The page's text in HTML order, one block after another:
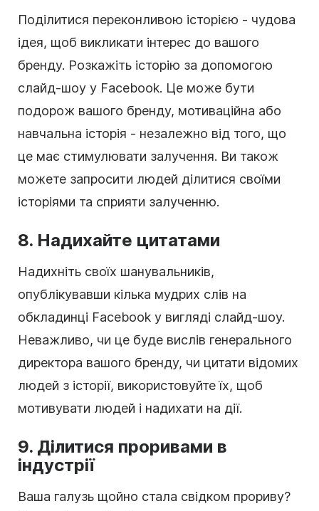
Поділитися переконливою історією - чудова
ідея, щоб викликати інтерес до вашого
бренду. Розкажіть історію за допомогою
слайд-шоу у Facebook. Це може бути
подорож вашого бренду, мотиваційна або
навчальна історія - незалежно від того, що
це має стимулювати залучення. Ви також
можете запросити людей ділитися своїми
історіями та сприяти залученню.
8. Надихайте цитатами
Надихніть своїх шанувальників,
опублікувавши кілька мудрих слів на
обкладинці Facebook у вигляді слайд-шоу.
Неважливо, чи це буде вислів генерального
директора вашого бренду, чи цитати відомих
людей з історії, використовуйте їх, щоб
мотивувати людей і надихати на дії.
9. Ділитися проривами в
індустрії
Ваша галузь щойно стала свідком прориву?